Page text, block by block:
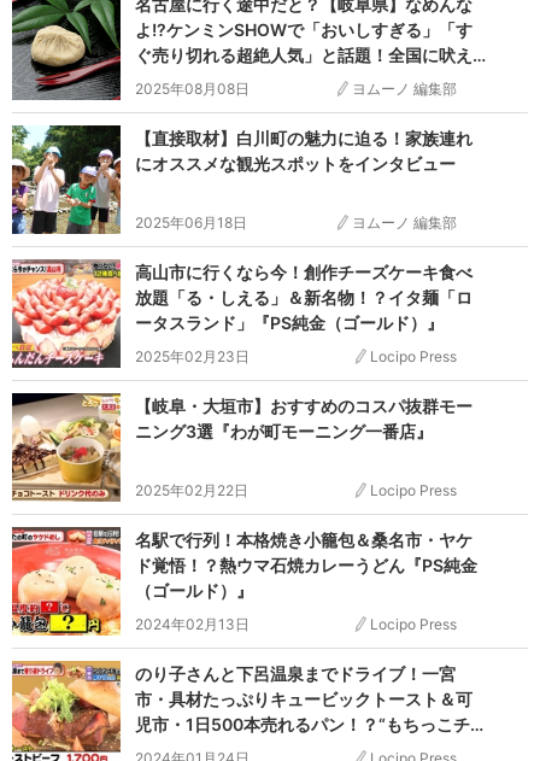
名古屋に行く途中だと？【岐阜県】なめんな
よ!?ケンミンSHOWで「おいしすぎる」「す
ぐ売り切れる超絶人気」と話題！全国に吠え
たい4選
2025年08月08日 ヨムーノ 編集部
【直接取材】白川町の魅力に迫る！家族連れ
にオススメな観光スポットをインタビュー
2025年06月18日 ヨムーノ 編集部
高山市に行くなら今！創作チーズケーキ食べ
放題「る・しえる」＆新名物！？イタ麺「ロ
ータスランド」『PS純金（ゴールド）』
2025年02月23日 Locipo Press
【岐阜・大垣市】おすすめのコスパ抜群モー
ニング3選『わが町モーニング一番店』
2025年02月22日 Locipo Press
名駅で行列！本格焼き小籠包＆桑名市・ヤケ
ド覚悟！？熱ウマ石焼カレーうどん『PS純金
（ゴールド）』
2024年02月13日 Locipo Press
のり子さんと下呂温泉までドライブ！一宮
市・具材たっぷりキュービックトースト＆可
児市・1日500本売れるパン！？“もちっこチー
ズ”『PS純金（ゴールド）』